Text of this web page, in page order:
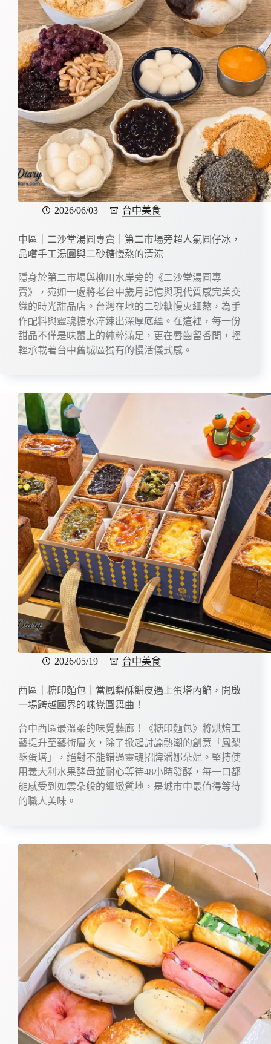
2026/06/03 台中美食
中區｜二沙堂湯圓專賣｜第二市場旁超人氣圓仔冰，
品嚐手工湯圓與二砂糖慢熬的清涼
隱身於第二市場與柳川水岸旁的《二沙堂湯圓專
賣》，宛如一處將老台中歲月記憶與現代質感完美交
織的時光甜品店。台灣在地的二砂糖慢火細熬，為手
作配料與靈魂糖水淬鍊出深厚底蘊。在這裡，每一份
甜品不僅是味蕾上的純粹滿足，更在唇齒留香間，輕
輕承載著台中舊城區獨有的慢活儀式感。
2026/05/19 台中美食
西區｜糖印麵包｜當鳳梨酥餅皮遇上蛋塔內餡，開啟
一場跨越國界的味覺圓舞曲！
台中西區最溫柔的味覺藝廊！《糖印麵包》將烘焙工
藝提升至藝術層次，除了掀起討論熱潮的創意「鳳梨
酥蛋塔」，絕對不能錯過靈魂招牌潘娜朵妮。堅持使
用義大利水果酵母並耐心等待48小時發酵，每一口都
能感受到如雲朵般的細緻質地，是城市中最值得等待
的職人美味。